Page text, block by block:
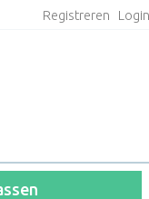
Registreren